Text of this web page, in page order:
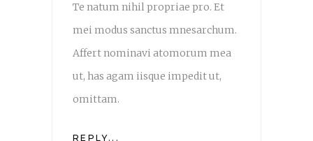
Te natum nihil propriae pro. Et
mei modus sanctus mnesarchum.
Affert nominavi atomorum mea
ut, has agam iisque impedit ut,
omittam.
REPLY...